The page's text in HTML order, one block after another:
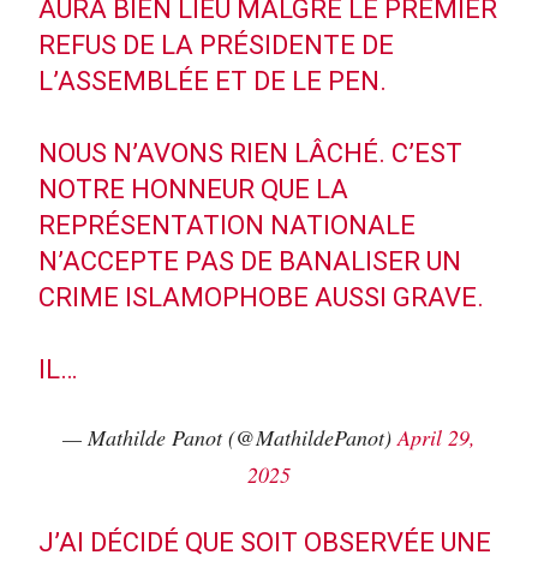
AURA BIEN LIEU MALGRÉ LE PREMIER
REFUS DE LA PRÉSIDENTE DE
L’ASSEMBLÉE ET DE LE PEN.
NOUS N’AVONS RIEN LÂCHÉ. C’EST
NOTRE HONNEUR QUE LA
REPRÉSENTATION NATIONALE
N’ACCEPTE PAS DE BANALISER UN
CRIME ISLAMOPHOBE AUSSI GRAVE.
IL…
— Mathilde Panot (@MathildePanot) April 29,
2025
J’AI DÉCIDÉ QUE SOIT OBSERVÉE UNE